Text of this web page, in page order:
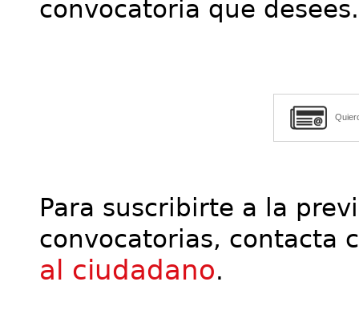
convocatoria que desees.
Para suscribirte a la
convocatorias, contacta
al ciudadano.